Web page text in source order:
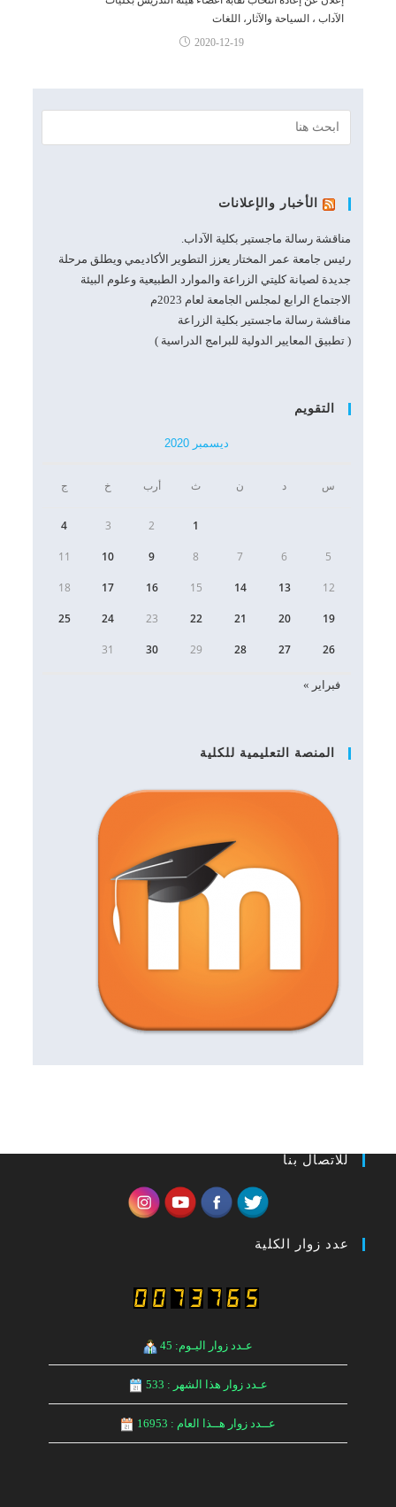
الآداب ، السياحة والآثار، اللغات
2020-12-19
الأخبار والإعلانات
مناقشة رسالة ماجستير بكلية الآداب.
رئيس جامعة عمر المختار يعزز التطوير الأكاديمي ويطلق مرحلة
جديدة لصيانة كليتي الزراعة والموارد الطبيعية وعلوم البيئة
الاجتماع الرابع لمجلس الجامعة لعام 2023م
مناقشة رسالة ماجستير بكلية الزراعة
( تطبيق المعايير الدولية للبرامج الدراسية )
التقويم
ديسمبر 2020
س د ن ث أرب خ ج
1
2
3
4
5
6
7
8
9
10
11
12
13
14
15
16
17
18
19
20
21
22
23
24
25
26
27
28
29
30
31
فبراير »
المنصة التعليمية للكلية
للاتصال بنا
عدد زوار الكلية
عـدد زوار اليـوم: 45
عـدد زوار هذا الشهر : 533
عــدد زوار هــذا العام : 16953